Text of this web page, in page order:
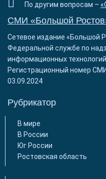
По другим вопросам –
СМИ «Большой
Сетевое издание «Большой
Федеральной службе по
информационных
Регистрационный номер
03.09.2024
Рубрикатор
В мире
В России
Юг России
Ростовская область